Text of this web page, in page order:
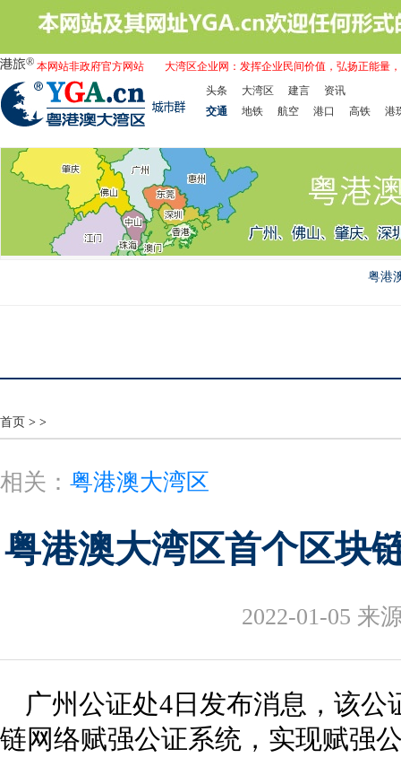
本网站非政府官方网站
大湾区企业网：发挥企业民间价值，弘扬正能量
头条
大湾区 建言
资讯
交通
地铁 航空 港口 高铁 港
粤港
首页 > >
相关： 粤港澳大湾区
粤港澳大湾区首个区块
2022-01-05 来
广州公证处4日发布消息，该
链网络赋强公证系统，实现赋强